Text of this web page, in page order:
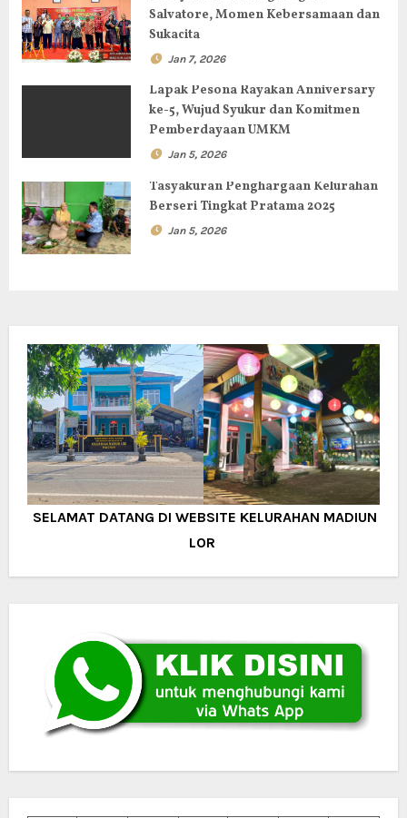
s
Salvatore, Momen Kebersamaan dan
Sukacita
Jan 7, 2026
Lapak Pesona Rayakan Anniversary
ke-5, Wujud Syukur dan Komitmen
Pemberdayaan UMKM
Jan 5, 2026
Tasyakuran Penghargaan Kelurahan
Berseri Tingkat Pratama 2025
Jan 5, 2026
SELAMAT DATANG DI WEBSITE KELURAHAN MADIUN
LOR